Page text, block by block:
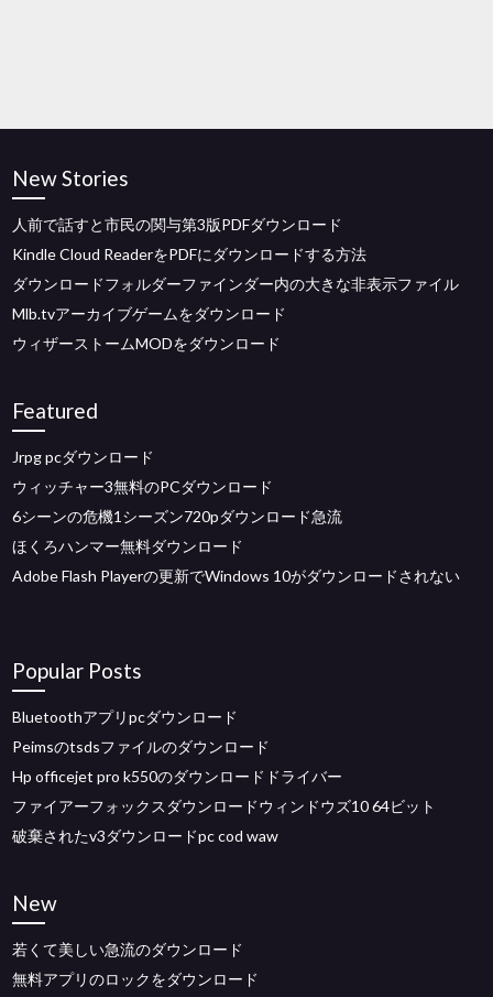
New Stories
人前で話すと市民の関与第3版PDFダウンロード
Kindle Cloud ReaderをPDFにダウンロードする方法
ダウンロードフォルダーファインダー内の大きな非表示ファイル
Mlb.tvアーカイブゲームをダウンロード
ウィザーストームMODをダウンロード
Featured
Jrpg pcダウンロード
ウィッチャー3無料のPCダウンロード
6シーンの危機1シーズン720pダウンロード急流
ほくろハンマー無料ダウンロード
Adobe Flash Playerの更新でWindows 10がダウンロードされない
Popular Posts
Bluetoothアプリpcダウンロード
Peimsのtsdsファイルのダウンロード
Hp officejet pro k550のダウンロードドライバー
ファイアーフォックスダウンロードウィンドウズ10 64ビット
破棄されたv3ダウンロードpc cod waw
New
若くて美しい急流のダウンロード
無料アプリのロックをダウンロード